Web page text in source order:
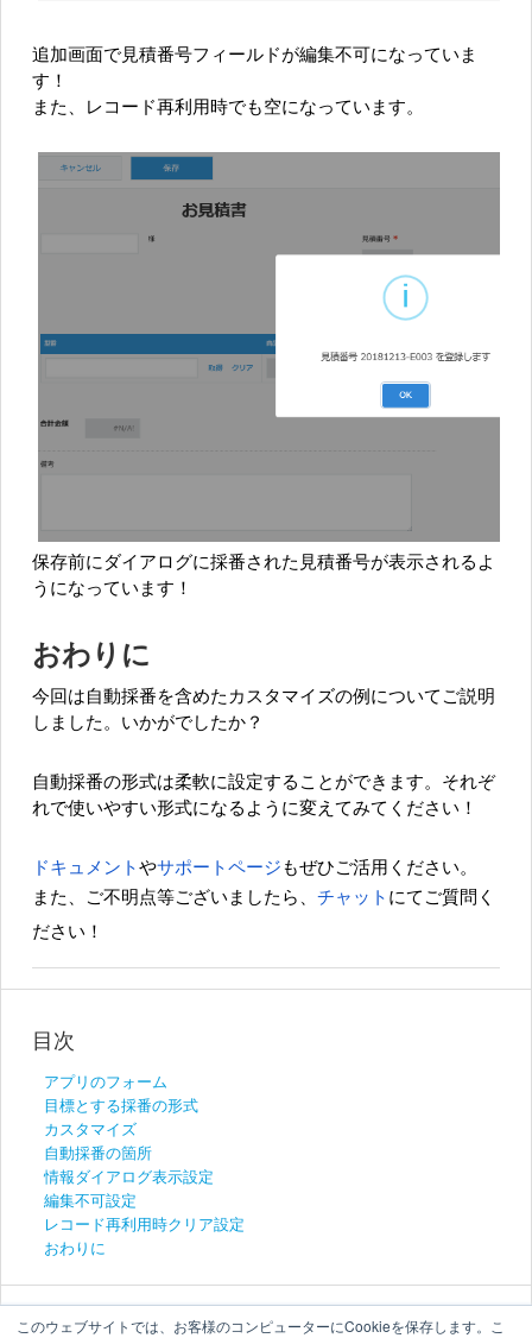
このウェブサイトでは、お客様のコンピューターにCookieを保存します。こ
追加画面で見積番号フィールドが編集不可になっていま
す！
また、レコード再利用時でも空になっています。
保存前にダイアログに採番された見積番号が表示されるよ
うになっています！
おわりに
今回は自動採番を含めたカスタマイズの例についてご説明
しました。いかがでしたか？
自動採番の形式は柔軟に設定することができます。それぞ
れで使いやすい形式になるように変えてみてください！
ドキュメントやサポートページもぜひご活用ください。
また、ご不明点等ございましたら、 チャット にてご質問く
ださい！
目次
アプリのフォーム
目標とする採番の形式
カスタマイズ
自動採番の箇所
情報ダイアログ表示設定
編集不可設定
レコード再利用時クリア設定
おわりに